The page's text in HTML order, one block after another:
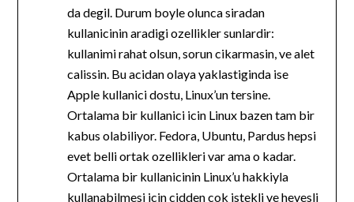
da degil. Durum boyle olunca siradan
kullanicinin aradigi ozellikler sunlardir:
kullanimi rahat olsun, sorun cikarmasin, ve alet
calissin. Bu acidan olaya yaklastiginda ise
Apple kullanici dostu, Linux’un tersine.
Ortalama bir kullanici icin Linux bazen tam bir
kabus olabiliyor. Fedora, Ubuntu, Pardus hepsi
evet belli ortak ozellikleri var ama o kadar.
Ortalama bir kullanicinin Linux’u hakkiyla
kullanabilmesi icin cidden cok istekli ve hevesli